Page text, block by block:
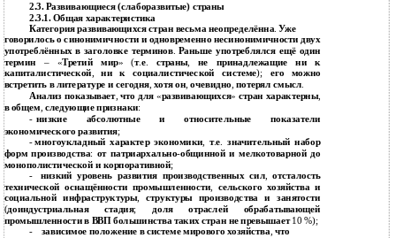
2.3. Развивающиеся (слаборазвитые) страны
2.3.1. Общая характеристика
Категория развивающихся стран весьма неопределённа. Уже
говорилось о синонимичности и одновременно несинонимичности двух
употреблённых в заголовке терминов.Раньше употреблялся ещё один
термин – «Третий мир» (т.е. страны,не принадлежащие ни к
капиталистической,ни к социалистической системе); его можно
встретить в литературе и сегодня,хотя он,очевидно, потерял смысл.
Анализ показывает,что для «развивающихся» стран характерны,
в общем, следующие признаки:
- низкие абсолютные и относительные показатели
экономического развития;
- многоукладный характер экономики, т.е.значительный набор
форм производства: от патриархально-общинной и мелкотоварной до
монополистической и корпоративной;
-
низкий уровень развития производственных сил,отсталость
технической оснащённости промышленности, сельского хозяйства и
социальной инфраструктуры,структуры производства и занятости
(доиндустриальная стадия;доля отраслей обрабатывающей
промышленности в ВВП большинства таких стран не превышает10 %);
-
зависимое положение в системе мирового хозяйства, что